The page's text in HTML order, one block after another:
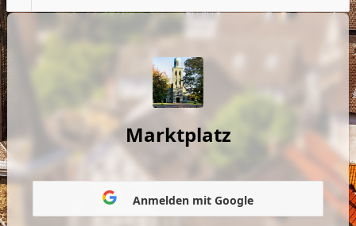
Marktplatz
Anmelden mit Google